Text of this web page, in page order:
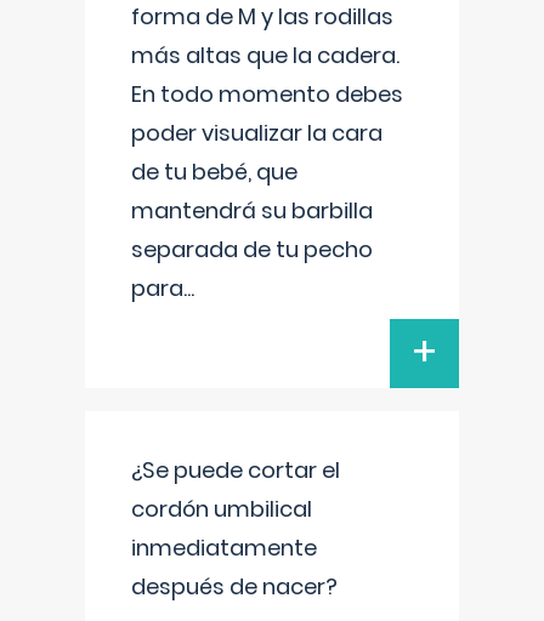
forma de M y las rodillas
más altas que la cadera.
En todo momento debes
poder visualizar la cara
de tu bebé, que
mantendrá su barbilla
separada de tu pecho
para...
+
¿Se puede cortar el
cordón umbilical
inmediatamente
después de nacer?